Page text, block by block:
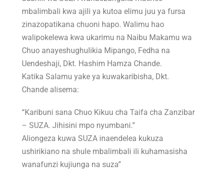
mbalimbali kwa ajili ya kutoa elimu juu ya fursa
zinazopatikana chuoni hapo. Walimu hao
walipokelewa kwa ukarimu na Naibu Makamu wa
Chuo anayeshughulikia Mipango, Fedha na
Uendeshaji, Dkt. Hashim Hamza Chande.
Katika Salamu yake ya kuwakaribisha, Dkt.
Chande alisema:
“Karibuni sana Chuo Kikuu cha Taifa cha Zanzibar
– SUZA. Jihisini mpo nyumbani.”
Aliongeza kuwa SUZA inaendelea kukuza
ushirikiano na shule mbalimbali ili kuhamasisha
wanafunzi kujiunga na suza”